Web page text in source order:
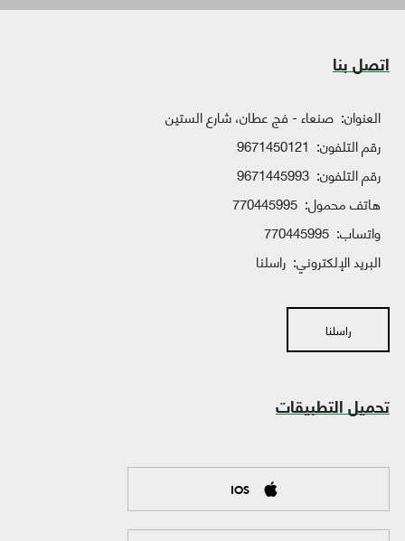
اتصل بنا
العنوان: صنعاء - فج عطان، شارع الستين
رقم التلفون: 9671450121
رقم التلفون: 9671445993
هاتف محمول: 770445995
واتساب:
البريد الإلكتروني: راسلنا
راسلنا
تحميل التطبيقات
IOS